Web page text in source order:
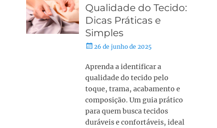
Qualidade do Tecido:
Dicas Práticas e
Simples
26 de junho de 2025
Aprenda a identificar a
qualidade do tecido pelo
toque, trama, acabamento e
composição. Um guia prático
para quem busca tecidos
duráveis e confortáveis, ideal